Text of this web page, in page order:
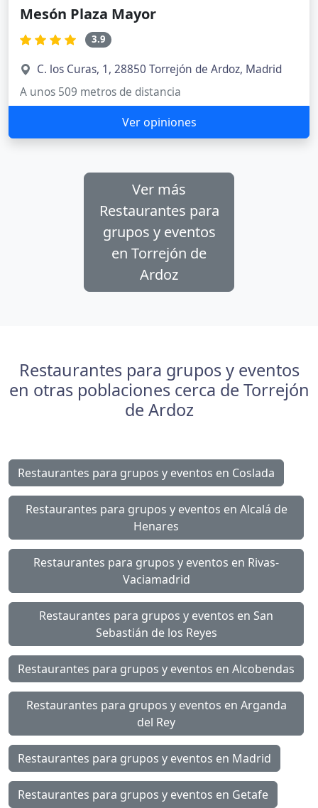
Mesón Plaza Mayor
3.9
C. los Curas, 1, 28850 Torrejón de Ardoz, Madrid
A unos 509 metros de distancia
Ver opiniones
Ver más
Restaurantes para
grupos y eventos
en Torrejón de
Ardoz
Restaurantes para grupos y eventos
en otras poblaciones cerca de Torrejón
de Ardoz
Restaurantes para grupos y eventos en Coslada
Restaurantes para grupos y eventos en Alcalá de
Henares
Restaurantes para grupos y eventos en Rivas-
Vaciamadrid
Restaurantes para grupos y eventos en San
Sebastián de los Reyes
Restaurantes para grupos y eventos en Alcobendas
Restaurantes para grupos y eventos en Arganda
del Rey
Restaurantes para grupos y eventos en Madrid
Restaurantes para grupos y eventos en Getafe